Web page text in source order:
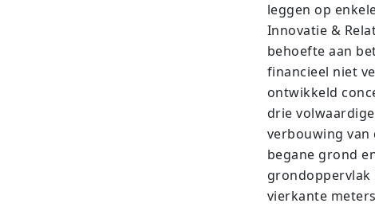
leggen op
Innovatie &
behoefte aan
financieel niet
ontwikkeld
drie
verbouwing
begane grond
vierkante